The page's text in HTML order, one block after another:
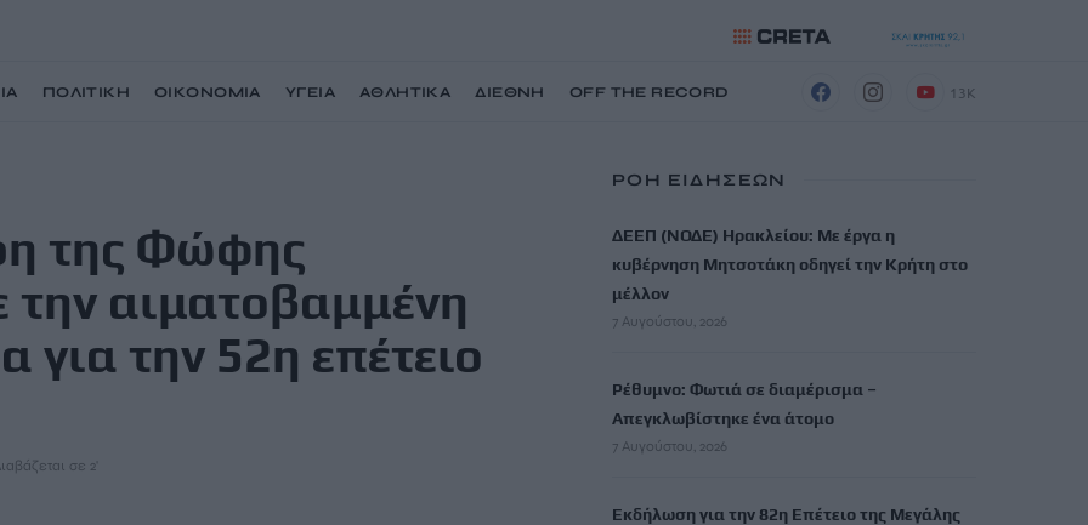
ΠΟΛΙΤΙΚΗ ΟΙΚΟΝΟΜΙΑ ΥΓΕΙΑ ΑΘΛΗΤΙΚΑ ΔΙΕΘΝΗ OFF THE RECORD 13K
κράτησε την αιματοβαμμένη σημαία στην πορεία για την 52η επέτειο της
της Φώφης
την αιματοβαμμένη
για την 52η επέτειο
σε 2'
ΡΟΗ ΕΙΔΗΣΕΩΝ
ΔΕΕΠ (ΝΟΔΕ) Ηρακλείου: Με έργα η
κυβέρνηση Μητσοτάκη οδηγεί την Κρήτη στο
μέλλον
7 Αυγούστου, 2026
Ρέθυμνο: Φωτιά σε διαμέρισμα –
Απεγκλωβίστηκε ένα άτομο
7 Αυγούστου, 2026
Εκδήλωση για την 82η Επέτειο της Μεγάλης